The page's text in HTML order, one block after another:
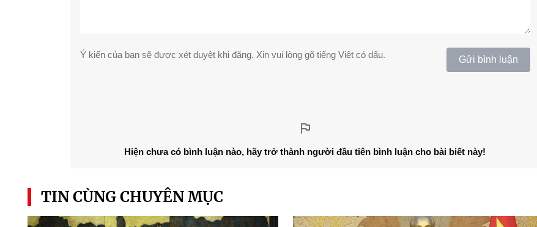
Ý kiến của bạn sẽ được xét duyệt khi đăng. Xin vui lòng gõ tiếng Việt có dấu. Gửi bình luận
Hiện chưa có bình luận nào, hãy trở thành người đầu tiên bình luận cho bài biết này!
TIN CÙNG CHUYÊN MỤC